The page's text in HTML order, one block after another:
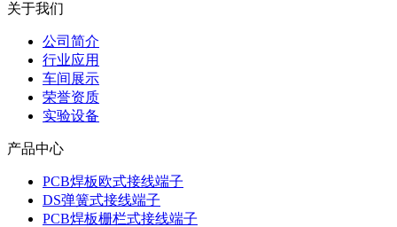
关于我们
公司简介
行业应用
车间展示
荣誉资质
实验设备
产品中心
PCB焊板欧式接线端子
DS弹簧式接线端子
PCB焊板栅栏式接线端子